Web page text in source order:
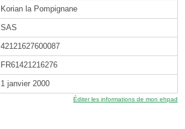
Korian la Pompignane
SAS
42121627600087
FR61421216276
1 janvier 2000
Éditer les informations de mon ehpad